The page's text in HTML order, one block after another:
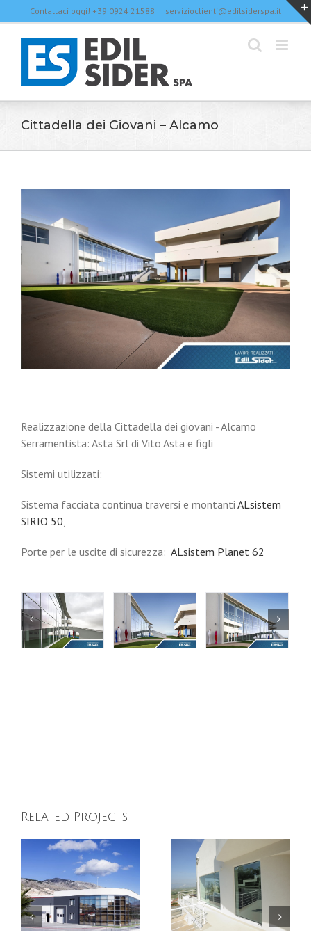
to
content
Contattaci oggi! +39 0924 21588 | servizioclienti@edilsiderspa.it
Cittadella dei Giovani – Alcamo
Larger
Image
Realizzazione della Cittadella dei giovani - Alcamo
Serramentista: Asta Srl di Vito Asta e figli
Sistemi utilizzati:
Sistema facciata continua traversi e montanti ‪‎ALsistem‬
‪‎SIRIO‬ 50
Porte per le uscite di sicurezza: ALsistem ‎Planet‬ 62
Related Projects